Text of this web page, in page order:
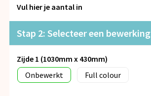
Snoepgoed
Spellen voor binnen en buiten
Veiligheid, Auto en Fiets
Vrije tijd en Strand
Vul hier je aantal in
Stap 2: Selecteer een bewerking
Zijde 1 (1030mm x 430mm)
Onbewerkt
Full colour